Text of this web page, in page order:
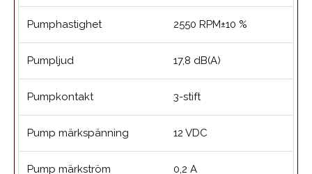
Pumphastighet 2550 RPM±10 %
Pumpljud 17,8 dB(A)
Pumpkontakt 3-stift
Pump märkspänning 12 VDC
Pump märkström 0,2 A